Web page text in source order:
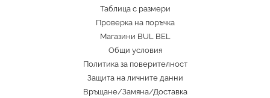
Таблица с размери
Проверка на поръчка
Магазини BUL BEL
Oбщи условия
Политика за поверителност
Защита на личните данни
Връщане/Замяна/Доставка